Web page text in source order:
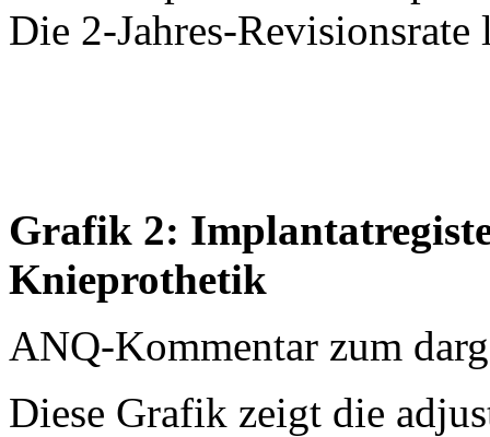
Die 2-Jahres-
Grafik 2:
Knieprothetik
ANQ-Kommentar zum
Diese Grafik zeigt die